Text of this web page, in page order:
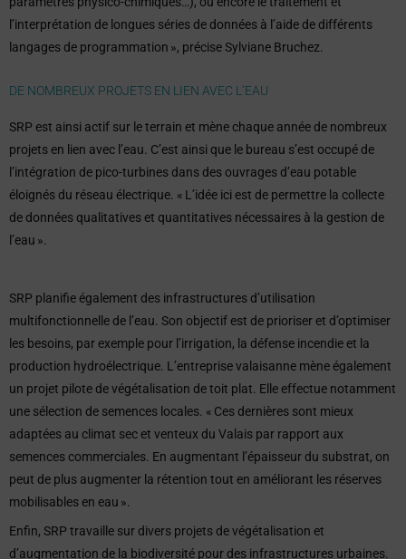
l’interprétation de longues séries de données à l’aide de différents
langages de programmation », précise Sylviane Bruchez.
DE NOMBREUX PROJETS EN LIEN AVEC L’EAU
SRP est ainsi actif sur le terrain et mène chaque année de nombreux
projets en lien avec l’eau. C’est ainsi que le bureau s’est occupé de
l’intégration de pico-turbines dans des ouvrages d’eau potable
éloignés du réseau électrique. « L’idée ici est de permettre la collecte
de données qualitatives et quantitatives nécessaires à la gestion de
l’eau ».
SRP planifie également des infrastructures d’utilisation
multifonctionnelle de l’eau. Son objectif est de prioriser et d’optimiser
les besoins, par exemple pour l’irrigation, la défense incendie et la
production hydroélectrique. L’entreprise valaisanne mène également
un projet pilote de végétalisation de toit plat. Elle effectue notamment
une sélection de semences locales. « Ces dernières sont mieux
adaptées au climat sec et venteux du Valais par rapport aux
semences commerciales. En augmentant l’épaisseur du substrat, on
peut de plus augmenter la rétention tout en améliorant les réserves
mobilisables en eau ».
Enfin, SRP travaille sur divers projets de végétalisation et
d’augmentation de la biodiversité pour des infrastructures urbaines.